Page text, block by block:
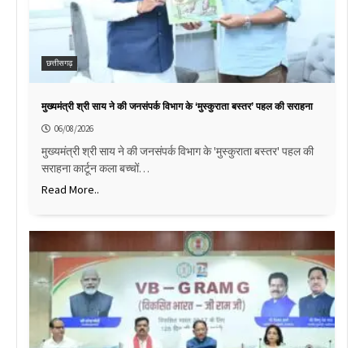
छत्तीसगढ़
मुख्यमंत्री श्री साय ने की जनसंपर्क विभाग के ‘मुस्कुराता बस्तर’ पहल की सराहना
06/08/2026
मुख्यमंत्री श्री साय ने की जनसंपर्क विभाग के 'मुस्कुराता बस्तर' पहल की
सराहना कार्टून कला बच्चों…
Read More..